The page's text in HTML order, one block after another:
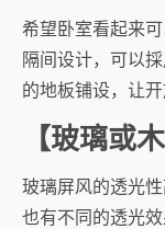
希望卧室看起来
隔间设计，可以
的地板铺设，让
【玻璃或
玻璃屏风的透光
也有不同的透光